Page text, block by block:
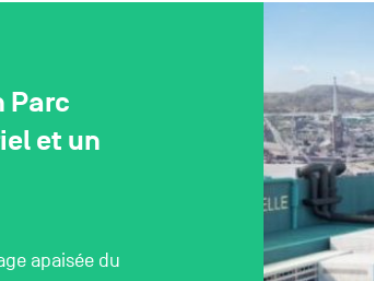
Parc
et un
apaisée du